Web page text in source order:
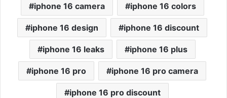
iphone 16 camera iphone 16 colors
iphone 16 design iphone 16 discount
iphone 16 leaks iphone 16 plus
iphone 16 pro iphone 16 pro camera
iphone 16 pro discount